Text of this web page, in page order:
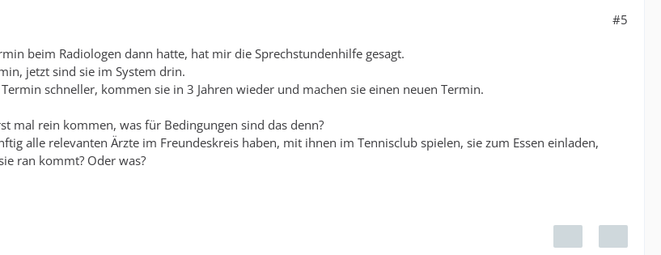
#5
beim Radiologen dann hatte, hat mir die Sprechstundenhilfe gesagt.
jetzt sind sie im System drin.
schneller, kommen sie in 3 Jahren wieder und machen sie einen neuen Termin.
mal rein kommen, was für Bedingungen sind das denn?
alle relevanten Ärzte im Freundeskreis haben, mit ihnen im Tennisclub spielen, sie zum Essen einladen,
ran kommt? Oder was?